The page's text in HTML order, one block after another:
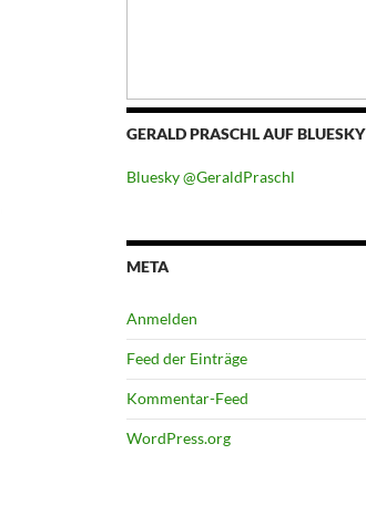
GERALD PRASCHL AUF BLUESKY
Bluesky @GeraldPraschl
META
Anmelden
Feed der Einträge
Kommentar-Feed
WordPress.org